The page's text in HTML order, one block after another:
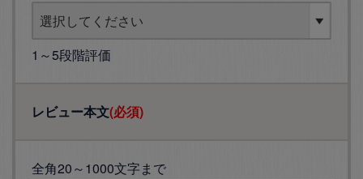
1～5段階評価
レビュー本文(必須)
全角20～1000文字まで